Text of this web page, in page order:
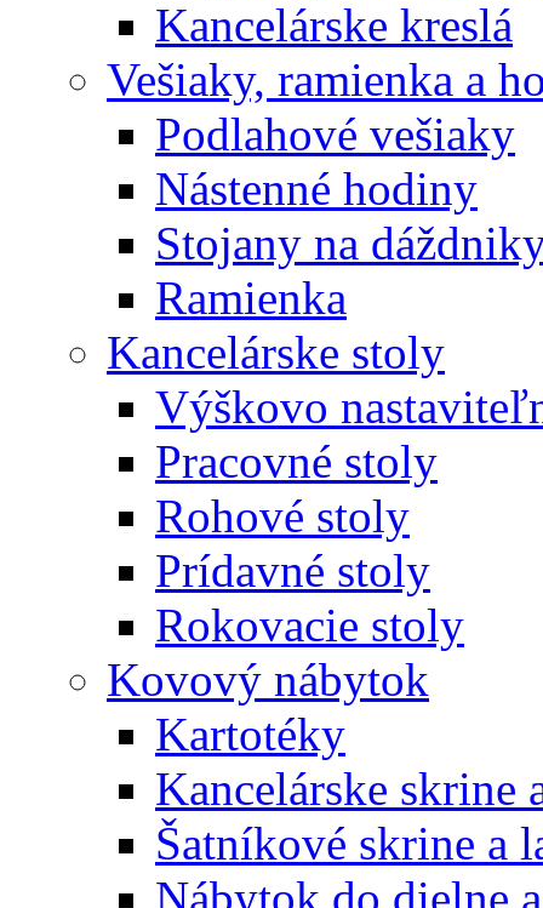
Kancelárske kreslá
Vešiaky, ramienka a
Podlahové vešiaky
Nástenné hodiny
Stojany na
Ramienka
Kancelárske stoly
Výškovo
Pracovné stoly
Rohové stoly
Prídavné stoly
Rokovacie stoly
Kovový nábytok
Kartotéky
Kancelárske skrine
Šatníkové skrine a
Nábytok do dielne